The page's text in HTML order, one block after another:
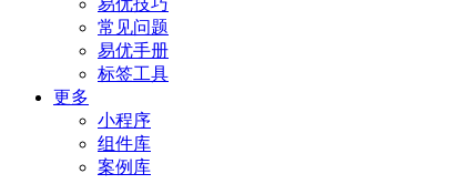
易优技巧
常见问题
易优手册
标签工具
更多
小程序
组件库
案例库